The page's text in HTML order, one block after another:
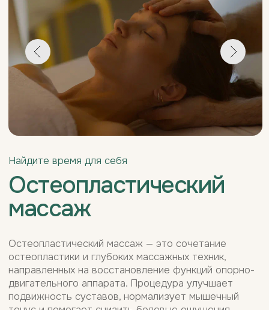
Остеопластический массаж — это сочетание
остеопластики и глубоких массажных техник,
направленных на восстановление функций опорно-
двигательного аппарата. Процедура улучшает
подвижность суставов, нормализует мышечный
тонус и помогает снизить болевые ощущения.
Такой массаж активно используется в спортивной и
восстановительной медицине, ускоряя регенерацию
тканей и улучшая общее самочувствие.
Курс остеопластического массажа укрепляет
защитные механизмы организма, повышает
устойчивость к стрессу, неблагоприятным
факторам и усиливает адаптационные возможности
тела.